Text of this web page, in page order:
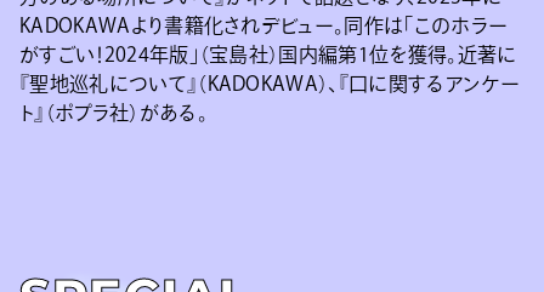
KADOKAWAより書籍化されデビュー。同作は「このホラー
がすごい！2024年版」（宝島社）国内編第1位を獲得。近著に
『聖地巡礼について』（KADOKAWA）、『口に関するアンケー
ト』（ポプラ社）がある。